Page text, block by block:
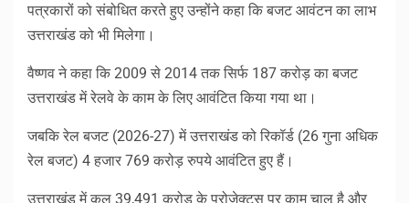
पत्रकारों को संबोधित करते हुए उन्होंने कहा कि बजट आवंटन का लाभ
उत्तराखंड को भी मिलेगा।
वैष्णव ने कहा कि 2009 से 2014 तक सिर्फ 187 करोड़ का बजट
उत्तराखंड में रेलवे के काम के लिए आवंटित किया गया था।
जबकि रेल बजट (2026-27) में उत्तराखंड को रिकॉर्ड (26 गुना अधिक
रेल बजट) 4 हजार 769 करोड़ रुपये आवंटित हुए हैं।
उत्तराखंड में कुल 39,491 करोड़ के प्रोजेक्ट्स पर काम चालू है और